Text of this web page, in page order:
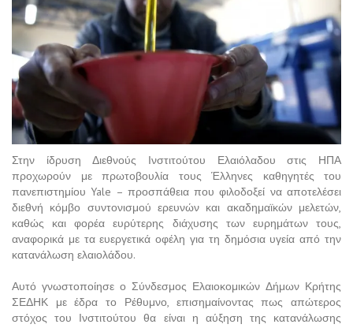
Στην ίδρυση Διεθνούς Ινστιτούτου Ελαιόλαδου στις ΗΠΑ
προχωρούν με πρωτοβουλία τους Έλληνες καθηγητές του
πανεπιστημίου Yale – προσπάθεια που φιλοδοξεί να αποτελέσει
διεθνή κόμβο συντονισμού ερευνών και ακαδημαϊκών μελετών,
καθώς και φορέα ευρύτερης διάχυσης των ευρημάτων τους,
αναφορικά με τα ευεργετικά οφέλη για τη δημόσια υγεία από την
κατανάλωση ελαιολάδου.
Αυτό γνωστοποίησε ο Σύνδεσμος Ελαιοκομικών Δήμων Κρήτης
ΣΕΔΗΚ με έδρα το Ρέθυμνο, επισημαίνοντας πως απώτερος
στόχος του Ινστιτούτου θα είναι η αύξηση της κατανάλωσης